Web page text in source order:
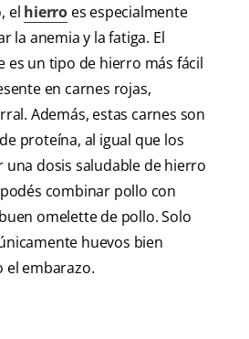
el hierro es especialmente
la anemia y la fatiga. El
es un tipo de hierro más fácil
en carnes rojas,
Además, estas carnes son
proteína, al igual que los
una dosis saludable de hierro
combinar pollo con
omelette de pollo. Solo
huevos bien
el embarazo.